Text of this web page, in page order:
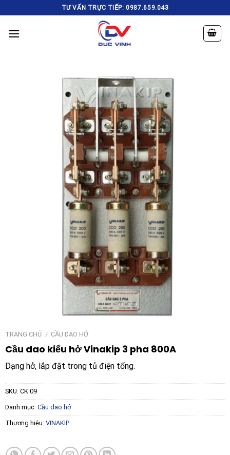
to
content
TƯ VẤN TRỰC TIẾP: 0987.659.043
TRANG CHỦ / CẦU DAO HỞ
Cầu dao kiểu hở Vinakip 3 pha 800A
Dạng hở, lắp đặt trong tủ điện tổng.
SKU: CK 09
Danh mục: Cầu dao hở
Thương hiệu: VINAKIP